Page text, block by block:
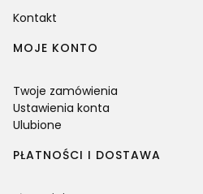
Kontakt
MOJE KONTO
Twoje zamówienia
Ustawienia konta
Ulubione
PŁATNOŚCI I DOSTAWA